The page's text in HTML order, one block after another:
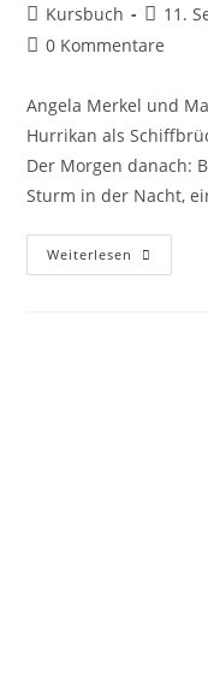
Kursbuch 11.
0 Kommentare
Angela Merkel und
Hurrikan als
Der Morgen danach:
Sturm in der Nacht,
Weiterlesen